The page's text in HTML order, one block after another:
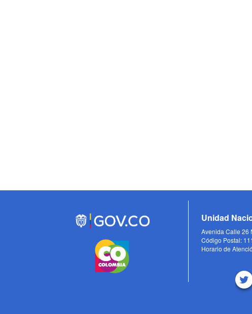
Unidad
Avenida Calle 26
Código Postal:
Horario de